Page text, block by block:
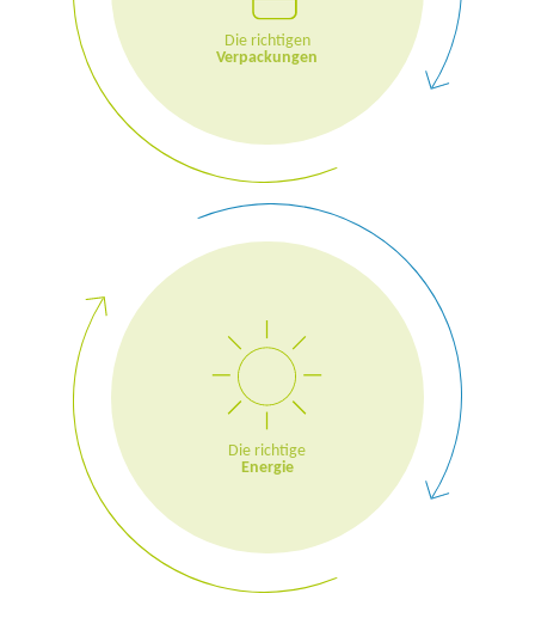
Die richtigen
Verpackungen
Die richtige
Energie